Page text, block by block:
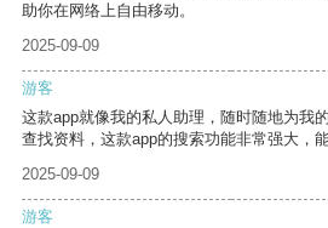
助你在网络上自由移动。
2025-09-09
游客
这款app就像我的私人助理，随时随地为我
查找资料，这款app的搜索功能非常强大，
2025-09-09
游客